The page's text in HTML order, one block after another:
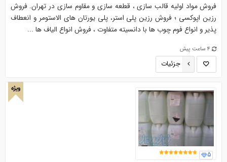
فروش مواد اولیه قالب سازی ، قطعه سازی و مقاوم سازی در تهران. فروش
رزین اپوکسی ؛ فروش رزین پلی استر، پلی یورتان های الاستومر و انعطاف
پذیر و انواع فوم چوب ها با دانسیته متفاوت ، فروش انواع الیاف ها ...
4 ساعت پیش
جزئیات
ویژه
5